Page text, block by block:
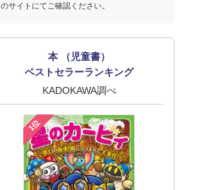
のサイトにてご確認ください。
本 （児童書）
ベストセラーランキング
KADOKAWA調べ
1位